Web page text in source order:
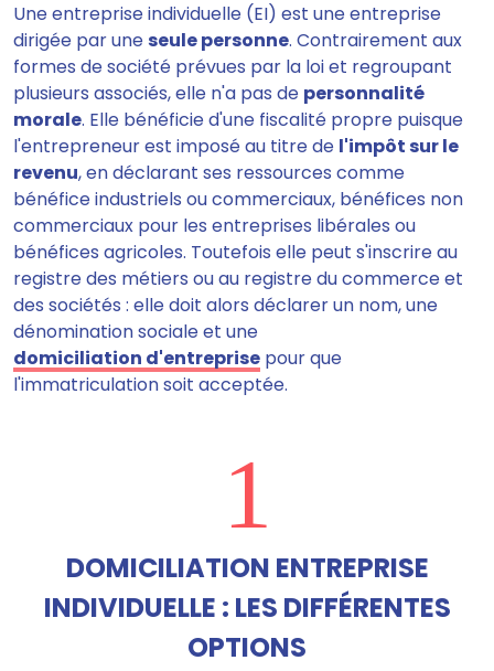
Une entreprise individuelle (EI) est une entreprise
dirigée par une seule personne. Contrairement aux
formes de société prévues par la loi et regroupant
plusieurs associés, elle n'a pas de personnalité
morale. Elle bénéficie d'une fiscalité propre puisque
l'entrepreneur est imposé au titre de l'impôt sur le
revenu, en déclarant ses ressources comme
bénéfice industriels ou commerciaux, bénéfices non
commerciaux pour les entreprises libérales ou
bénéfices agricoles. Toutefois elle peut s'inscrire au
registre des métiers ou au registre du commerce et
des sociétés : elle doit alors déclarer un nom, une
dénomination sociale et une
domiciliation d'entreprise pour que
l'immatriculation soit acceptée.
1
DOMICILIATION ENTREPRISE
INDIVIDUELLE : LES DIFFÉRENTES
OPTIONS